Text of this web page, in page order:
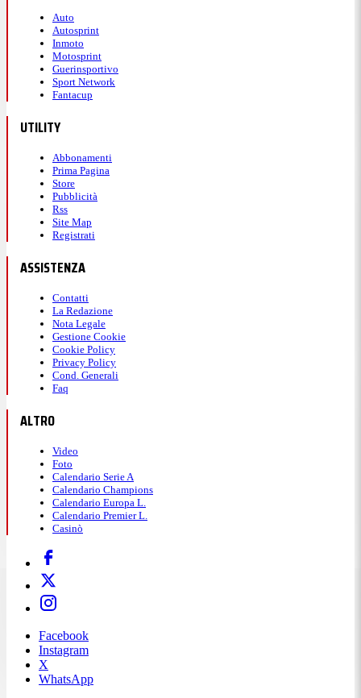
Auto
Autosprint
Inmoto
Motosprint
Guerinsportivo
Sport Network
Fantacup
UTILITY
Abbonamenti
Prima Pagina
Store
Pubblicità
Rss
Site Map
Registrati
ASSISTENZA
Contatti
La Redazione
Nota Legale
Gestione Cookie
Cookie Policy
Privacy Policy
Cond. Generali
Faq
ALTRO
Video
Foto
Calendario Serie A
Calendario Champions
Calendario Europa L.
Calendario Premier L.
Casinò
Facebook
Instagram
X
WhatsApp